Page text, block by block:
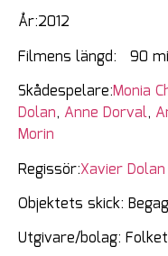
År:2012
Filmens längd: 90
Skådespelare:Monia
Dolan, Anne Dorval,
Morin
Regissör:Xavier Dolan
Objektets skick:
Utgivare/bolag: